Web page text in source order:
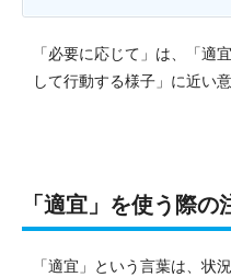
「必要に応じて」は、「適
して行動する様子」に近い
「適宜」を使う際の
「適宜」という言葉は、状